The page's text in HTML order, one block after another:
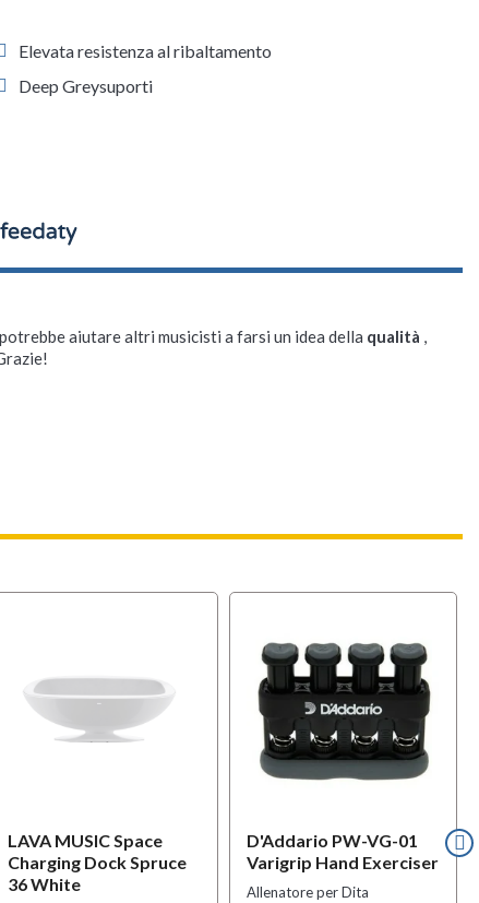
Elevata resistenza al ribaltamento
Deep Greysuporti
aiutare altri musicisti a farsi un idea della qualità ,
LAVA MUSIC Space
Charging Dock Spruce
36 White
D'Addario PW-VG-01
Varigrip Hand Exerciser
Allenatore per Dita